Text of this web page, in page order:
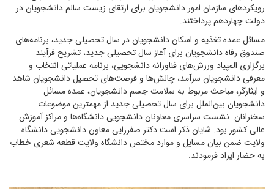
رویکرد‌های سازمان امور دانشجویان برای ارتقای زیست سالم دانشجویان در
دولت چهاردهم پرداختند.
مسائل عمده تغذیه و اسکان دانشجویان در سال تحصیلی جدید، برنامه‌های
صندوق رفاه دانشجویان برای آغاز سال تحصیلی جدید، تشریح فرآیند
برگزاری المپیاد ورزش‌های فناورانه دانشجویی، برنامه عملیاتی انتخاب و
معرفی دانشجویان سرآمد، چالش‌ها و فرصت‌های تحصیل دانشجویان شاهد
و ایثارگر، مباحث مربوط به سلامت جسم دانشجویان، عمده مسائل
دانشجویان بین‌الملل برای سال تحصیلی جدید از مهمترین موضوعات
سخنرانان نشست سراسری معاونان دانشجویی دانشگاه‌ها و مراکز آموزش
عالی کشور بود. شایان ذکر است دکتر صفرزایی معاون دانشجویی دانشگاه
ولایت ضمن بیان مسایل و موارد مختص دانشگاه ولایت قطعه شعری خطاب
به حضار ایراد فرمودند.